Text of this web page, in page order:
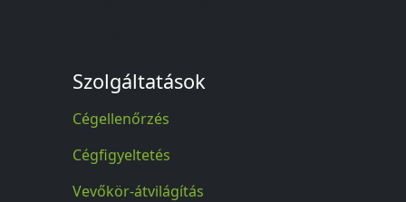
Szolgáltatások
Cégellenőrzés
Cégfigyeltetés
Vevőkör-átvilágítás